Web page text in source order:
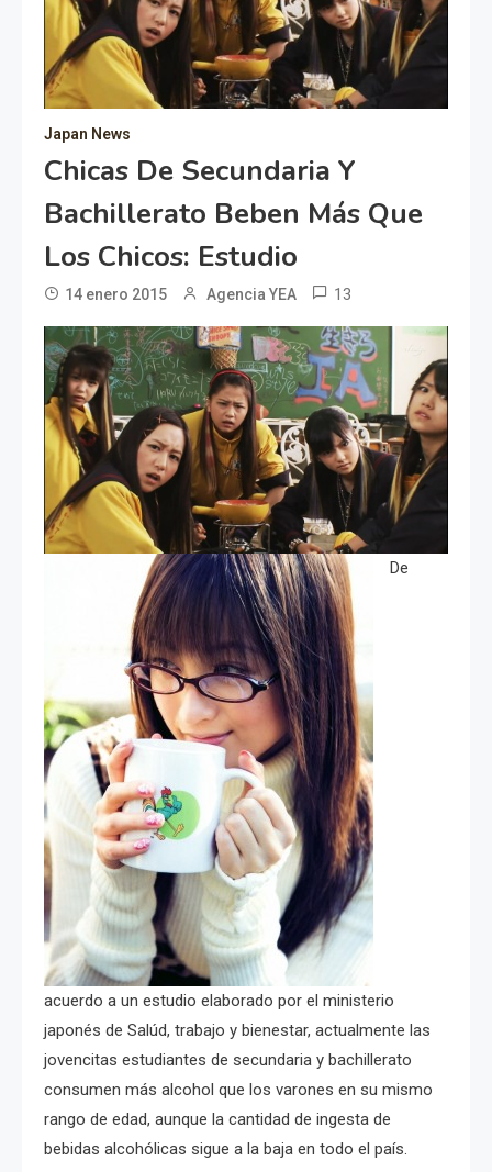
Japan News
Chicas De Secundaria Y
Bachillerato Beben Más Que
Los Chicos: Estudio
14 enero 2015 Agencia YEA 13
De
acuerdo a un estudio elaborado por el ministerio
japonés de Salúd, trabajo y bienestar, actualmente las
jovencitas estudiantes de secundaria y bachillerato
consumen más alcohol que los varones en su mismo
rango de edad, aunque la cantidad de ingesta de
bebidas alcohólicas sigue a la baja en todo el país.